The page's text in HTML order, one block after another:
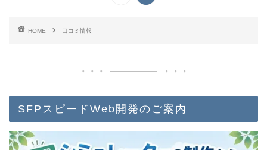
HOME 口コミ情報
SFPスピードWeb開発のご案内